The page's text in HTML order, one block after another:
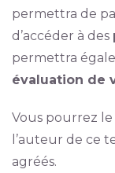
permettra de
d’accéder à des
permettra
évaluation de
Vous pourrez le
l’auteur de ce
agréés.